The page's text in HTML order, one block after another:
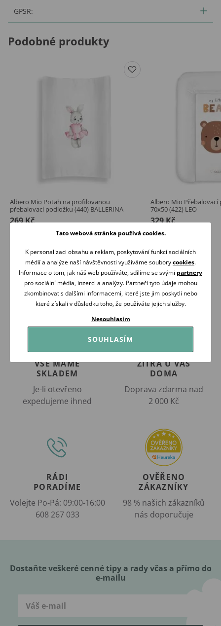
GPSR:
Podobné produkty
Albero Mio Potah na profilovanou
přebalovací podložku (440) BALLERINA
269 Kč
Koupit
Albero Mio
70x50 (422) LEO
329 Kč
Skladem
Koupit
VŠE MÁME
SKLADEM
Je-li otevřeno
expedujeme ihned
ZÍTRA U VÁS
DOMA
Doprava zdarma nad
2 000 Kč
RÁDI
PORADÍME
Volejte Po-Pá: 09:00-16:00
608 267 033
OVĚŘENO
ZÁKAZNÍKY
98 % našich zákazníků
nás doporučuje
Dostaňte veškeré cenné tipy a rady včas a přímo do
e-mailu
Tato webová stránka používá cookies.
K personalizaci obsahu a reklam, poskytování funkcí sociálních
médií a analýze naší návštěvnosti využíváme souborycookies.
Informace o tom, jak náš web používáte, sdílíme se svými partnery
pro sociální média, inzerci a analýzy. Partneři tyto údaje mohou
zkombinovat s dalšími informacemi, které jste jim poskytli nebo
které získali v důsledku toho, že používáte jejich služby.
Nesouhlasím
SOUHLASÍM